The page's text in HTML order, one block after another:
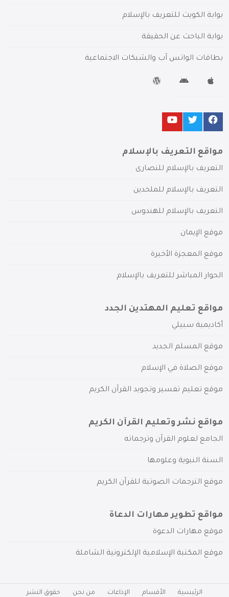
بوابة الكويت للتعريف بالإسلام
بوابة الباحث عن الحقيقة
بطاقات الواتس آب والشبكات الاجتماعية
مواقع التعريف بالإسلام
التعريف بالإسلام للنصارى
التعريف بالإسلام للملحدين
التعريف بالإسلام للهندوس
موقع الإيمان
موقع المعجزة الأخيرة
الحوار المباشر للتعريف بالإسلام
مواقع تعليم المهتدين الجدد
أكاديمية سبيلي
موقع المسلم الجديد
موقع الصلاة في الإسلام
موقع تعليم تفسير وتجويد القرآن الكريم
مواقع نشر وتعليم القرآن الكريم
الجامع لعلوم القرآن وترجماته
السنة النبوية وعلومها
موقع الترجمات الصوتية للقرآن الكريم
مواقع تطوير مهارات الدعاة
موقع مهارات الدعوة
موقع المكتبة الإسلامية الإلكترونية الشاملة
الرئيسية الأقسام الإذاعات من نحن حقوق النشر